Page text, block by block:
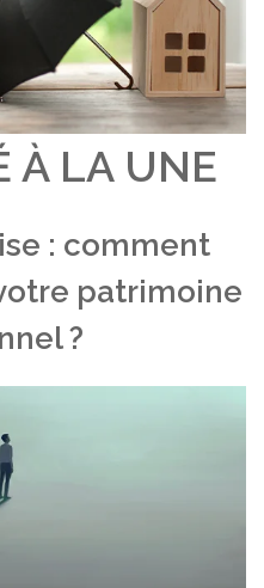
À LA UNE
: comment
patrimoine
?